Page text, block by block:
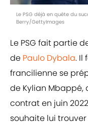
Le PSG déjà en quête du
Berry/GettyImages
Le PSG fait partie
de Paulo Dybala. Il
francilienne se
de Kylian Mbappé,
contrat en juin
souhaite lui